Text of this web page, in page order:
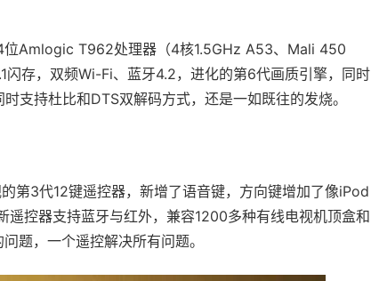
Amlogic T962处理器（4核1.5GHz A53、Mali 450
存，双频Wi-Fi、蓝牙4.2，进化的第6代画质引擎，同时
支持杜比和DTS双解码方式，还是一如既往的发烧。
第3代12键遥控器，新增了语音键，方向键增加了像iPod
控器支持蓝牙与红外，兼容1200多种有线电视机顶盒和
题，一个遥控解决所有问题。